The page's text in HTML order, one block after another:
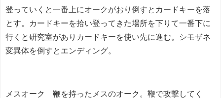
登っていくと一番上にオークがおり倒すとカードキーを落
とす。カードキーを拾い登ってきた場所を下りて一番下に
行くと研究室がありカードキーを使い先に進む。シモザネ
変異体を倒すとエンディング。
メスオーク 鞭を持ったメスのオーク。鞭で攻撃してく